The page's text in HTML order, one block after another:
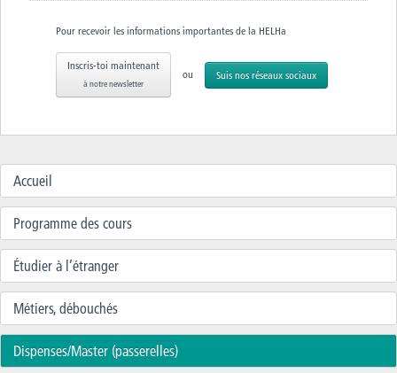
Pour recevoir les informations importantes de la HELHa
Inscris-toi maintenant
à notre newsletter
ou Suis nos réseaux sociaux
Accueil
Programme des cours
Étudier à l’étranger
Métiers, débouchés
Dispenses/Master (passerelles)